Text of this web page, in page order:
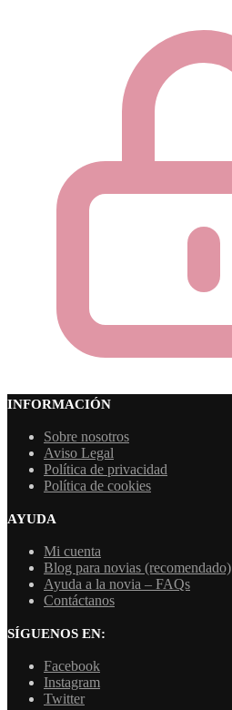
INFORMACIÓN
Sobre nosotros
Aviso Legal
Política de privacidad
Política de cookies
AYUDA
Mi cuenta
Blog para novias (recomendado)
Ayuda a la novia – FAQs
Contáctanos
SÍGUENOS EN:
Facebook
Instagram
Twitter